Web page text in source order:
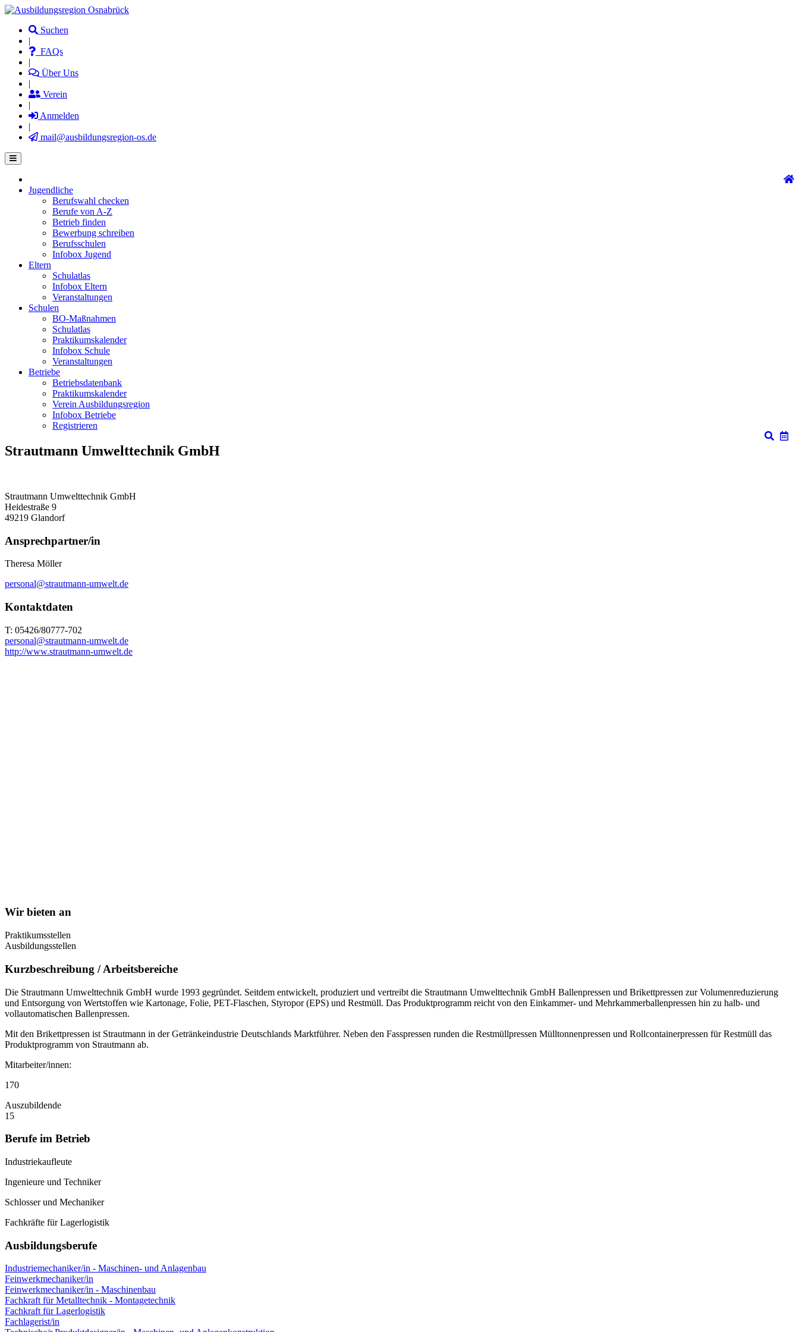
Direkt
Inhalt
Suchen
|
FAQs
|
Über Uns
|
Verein
|
Anmelden
|
mail@ausbildungsregion-os.de
Main
navigation
Jugendliche
Berufswahl checken
Berufe von A-Z
Betrieb finden
Bewerbung schreiben
Berufsschulen
Infobox Jugend
Eltern
Schulatlas
Infobox Eltern
Veranstaltungen
Schulen
BO-Maßnahmen
Schulatlas
Praktikumskalender
Infobox Schule
Veranstaltungen
Betriebe
Betriebsdatenbank
Praktikumskalender
Verein Ausbildungsregion
Infobox Betriebe
Registrieren
Strautmann Umwelttechnik GmbH
Strautmann Umwelttechnik GmbH
Heidestraße 9
49219 Glandorf
Ansprechpartner/in
Theresa Möller
personal@strautmann-umwelt.de
Kontaktdaten
T: 05426/80777-702
personal@strautmann-umwelt.de
http://www.strautmann-umwelt.de
Wir bieten an
Praktikumsstellen
Ausbildungsstellen
Kurzbeschreibung / Arbeitsbereiche
Die Strautmann Umwelttechnik GmbH wurde 1993 gegründet. Seitdem entwickelt, produziert und vertreibt die Strautmann Umwelttechnik GmbH Ballenpressen und Brikettpressen zur Volumenreduzierung
und Entsorgung von Wertstoffen wie Kartonage, Folie, PET-Flaschen, Styropor (EPS) und Restmüll. Das Produktprogramm reicht von den Einkammer- und Mehrkammerballenpressen hin zu halb- und
vollautomatischen Ballenpressen.
Mit den Brikettpressen ist Strautmann in der Getränkeindustrie Deutschlands Marktführer. Neben den Fasspressen runden die Restmüllpressen Mülltonnenpressen und Rollcontainerpressen für Restmüll das
Produktprogramm von Strautmann ab.
Mitarbeiter/innen:
170
Auszubildende
15
Berufe im Betrieb
Industriekaufleute
Ingenieure und Techniker
Schlosser und Mechaniker
Fachkräfte für Lagerlogistik
Ausbildungsberufe
Industriemechaniker/in - Maschinen- und Anlagenbau
Feinwerkmechaniker/in
Feinwerkmechaniker/in - Maschinenbau
Fachkraft für Metalltechnik - Montagetechnik
Fachkraft für Lagerlogistik
Fachlagerist/in